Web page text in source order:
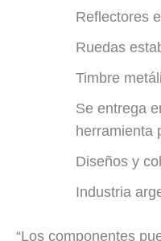
Reflectores
Ruedas
Timbre
Se entrega
herramienta
Diseños y
Industria
“Los componentes